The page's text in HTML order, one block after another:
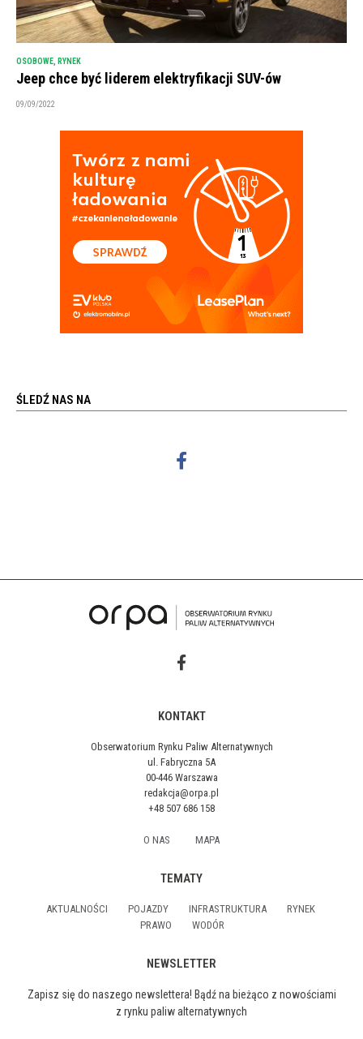
OSOBOWE RYNEK
Jeep chce być liderem elektryfikacji SUV-ów
09/09/2022
ŚLEDŹ NAS NA
KONTAKT
Obserwatorium Rynku Paliw Alternatywnych
ul. Fabryczna 5A
00-446 Warszawa
redakcja@orpa.pl
+48 507 686 158
O NAS MAPA
TEMATY
AKTUALNOŚCI POJAZDY INFRASTRUKTURA
RYNEK
PRAWO
WODÓR
NEWSLETTER
Zapisz się do naszego newslettera! Bądź na bieżąco z nowościami
z rynku paliw alternatywnych